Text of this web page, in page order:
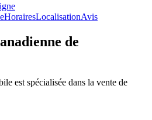
HorairesLocalisationAvis
de
est spécialisée dans la vente de